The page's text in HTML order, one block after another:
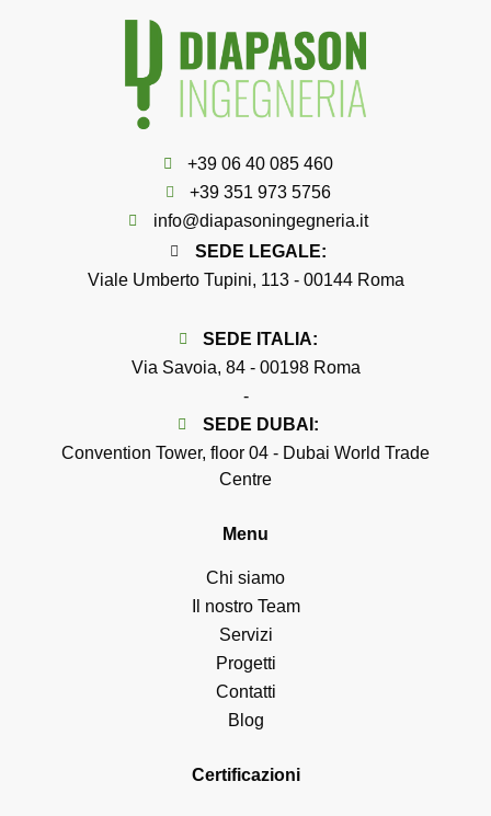
+39 06 40 085 460
+39 351 973 5756
info@diapasoningegneria.it
SEDE LEGALE:
Viale Umberto Tupini, 113 - 00144 Roma
SEDE ITALIA:
Via Savoia, 84 - 00198 Roma
-
SEDE DUBAI :
Convention Tower, floor 04 - Dubai World Trade
Centre
Menu
Chi siamo
Il nostro Team
Servizi
Progetti
Contatti
Blog
Certificazioni